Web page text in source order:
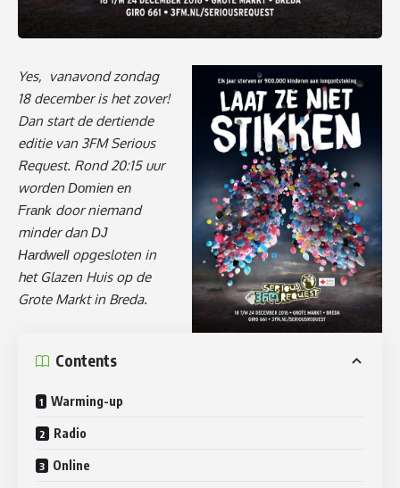
Yes, vanavond zondag
18 december is het zover!
Dan start de dertiende
editie van 3FM Serious
Request. Rond 20:15 uur
worden Domien en
Frank door niemand
minder dan DJ
Hardwellopgesloten in
het Glazen Huis op de
Grote Markt in Breda.
Contents
Warming-up
Radio
Online